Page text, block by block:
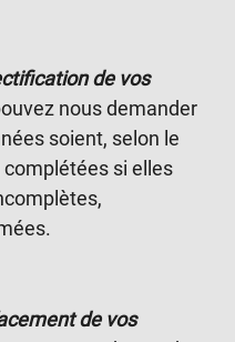
de vos
nous demander
soient, selon le
si elles
de vos